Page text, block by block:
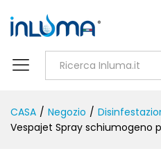
CASA / Negozio /
Vespajet Spray schiumogeno